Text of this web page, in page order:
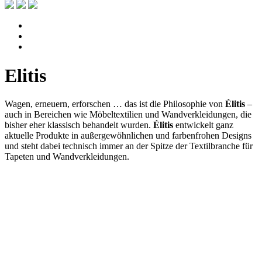
Elitis
Wagen, erneuern, erforschen … das ist die Philosophie von Élitis –
auch in Bereichen wie Möbeltextilien und Wandverkleidungen, die
bisher eher klassisch behandelt wurden. Élitis entwickelt ganz
aktuelle Produkte in außergewöhnlichen und farbenfrohen Designs
und steht dabei technisch immer an der Spitze der Textilbranche für
Tapeten und Wandverkleidungen.